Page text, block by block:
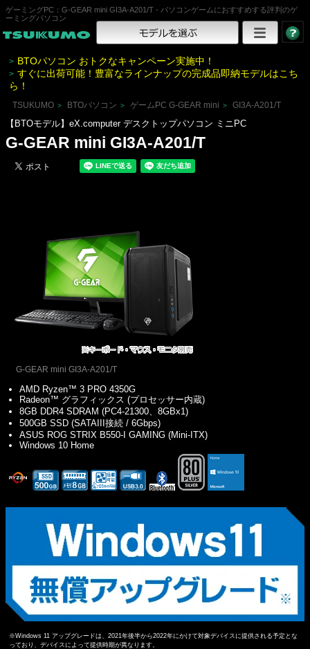
ゲーミングPC：G-GEAR mini GI3A-A201/T - パソコンゲームにおすすめする評判のゲ
ーミングパソコン
> BTOパソコン おトクなキャンペーン実施中！
> すぐに出荷可能！豊富なラインナップの完成品即納モデルはこち
ら！
TSUKUMO > BTOパソコン > ゲームPC G-GEAR mini > GI3A-A201/T
【BTOモデル】eX.computer デスクトップパソコン ミニPC
G-GEAR mini GI3A-A201/T
G-GEAR mini GI3A-A201/T
AMD Ryzen™ 3 PRO 4350G
Radeon™ グラフィックス (プロセッサー内蔵)
8GB DDR4 SDRAM (PC4-21300、8GBx1)
500GB SSD (SATAIII接続 / 6Gbps)
ASUS ROG STRIX B550-I GAMING (Mini-ITX)
Windows 10 Home
※Windows 11 アップグレードは、2021年後半から2022年にかけて対象デバイスに提供される予定とな
っており、デバイスによって提供時期が異なります。